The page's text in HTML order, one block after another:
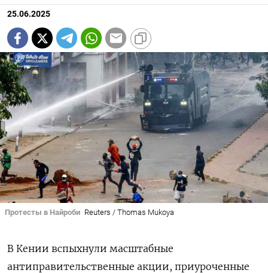
25.06.2025
Протесты в Найроби Reuters / Thomas Mukoya
В Кении вспыхнули масштабные
антиправительственные акции, приуроченные